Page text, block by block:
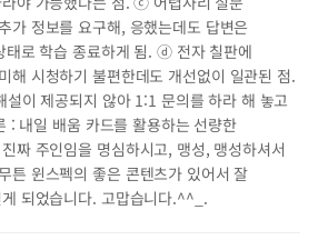
가 정보를 요구해, 응했는데도 답변은
태로 학습 종료하게 됨. ⓓ 전자 칠판에
해 시청하기 불편한데도 개선없이 일관된 점.
이 제공되지 않아 1:1 문의를 하라 해 놓고
: 내일 배움 카드를 활용하는 선량한
짜 주인임을 명심하시고, 맹성, 맹성하셔서
튼 윈스펙의 좋은 콘텐츠가 있어서 잘
되었습니다. 고맙습니다.^^_.